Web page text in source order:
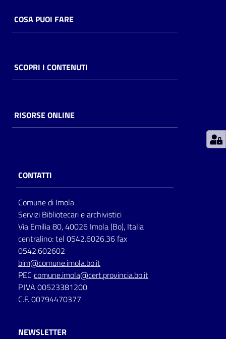
Casa
Archivio
storico
Patto
Seguici
su
COSA PUOI FARE
SCOPRI I CONTENUTI
RISORSE ONLINE
CONTATTI
Comune di Imola
Servizi Bibliotecari e archivistici
Via Emilia 80, 40026 Imola (Bo), Italia
centralino: tel 0542.6026.36 fax
0542.602602
bim@comune.imola.bo.it
PEC comune.imola@cert.provincia.bo.it
P.IVA 00523381200
C.F. 00794470377
NEWSLETTER